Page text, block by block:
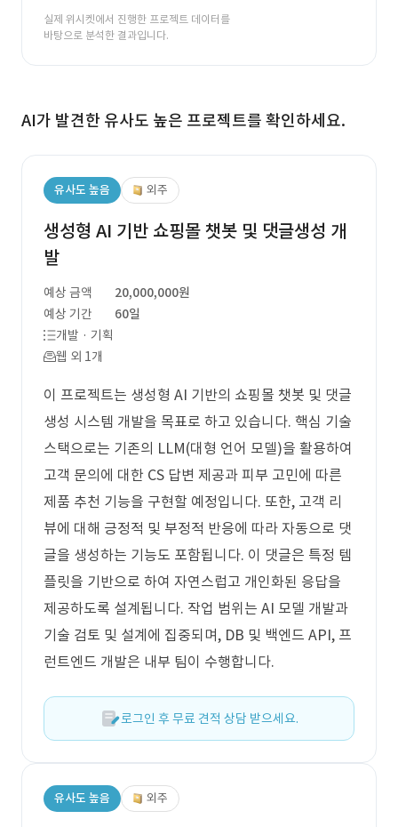
실제 위시켓에서 진행한 프로젝트 데이터를
바탕으로 분석한 결과입니다.
AI가 발견한 유사도 높은 프로젝트를 확인하세요.
유사도 높음 외주
생성형 AI 기반 쇼핑몰 챗봇 및 댓글생성 개
발
예상 금액
20,000,000원
예상 기간
60일
개발 · 기획
웹 외 1개
이 프로젝트는 생성형 AI 기반의 쇼핑몰 챗봇 및 댓글
생성 시스템 개발을 목표로 하고 있습니다. 핵심 기술
스택으로는 기존의 LLM(대형 언어 모델)을 활용하여
고객 문의에 대한 CS 답변 제공과 피부 고민에 따른
제품 추천 기능을 구현할 예정입니다. 또한, 고객 리
뷰에 대해 긍정적 및 부정적 반응에 따라 자동으로 댓
글을 생성하는 기능도 포함됩니다. 이 댓글은 특정 템
플릿을 기반으로 하여 자연스럽고 개인화된 응답을
제공하도록 설계됩니다. 작업 범위는 AI 모델 개발과
기술 검토 및 설계에 집중되며, DB 및 백엔드 API, 프
런트엔드 개발은 내부 팀이 수행합니다.
로그인 후 무료 견적 상담 받으세요.
유사도 높음 외주